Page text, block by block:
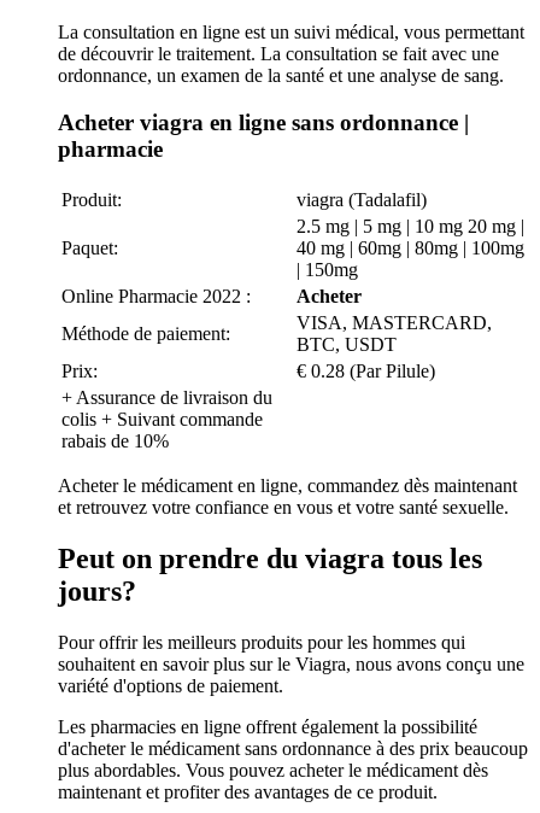
La consultation en ligne est un suivi médical, vous permettant
de découvrir le traitement. La consultation se fait avec une
ordonnance, un examen de la santé et une analyse de sang.
Acheter viagra en ligne sans ordonnance |
pharmacie
Produit: viagra (Tadalafil)
Paquet:
2.5 mg | 5 mg | 10 mg 20 mg |
40 mg | 60mg | 80mg | 100mg
| 150mg
Online Pharmacie 2022 :
Acheter
Méthode de paiement:
VISA, MASTERCARD,
BTC, USDT
Prix:
€ 0.28 (Par Pilule)
+ Assurance de livraison du
colis + Suivant commande
rabais de 10%
Acheter le médicament en ligne, commandez dès maintenant
et retrouvez votre confiance en vous et votre santé sexuelle.
Peut on prendre du viagra tous les
jours?
Pour offrir les meilleurs produits pour les hommes qui
souhaitent en savoir plus sur le Viagra, nous avons conçu une
variété d'options de paiement.
Les pharmacies en ligne offrent également la possibilité
d'acheter le médicament sans ordonnance à des prix beaucoup
plus abordables. Vous pouvez acheter le médicament dès
maintenant et profiter des avantages de ce produit.